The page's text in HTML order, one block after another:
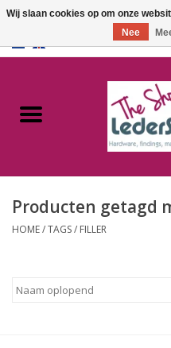
Catalogus
FAQ
Producten getagd
HOME/TAGS/ FILLER
Wij slaan cookies op om onze
Nee